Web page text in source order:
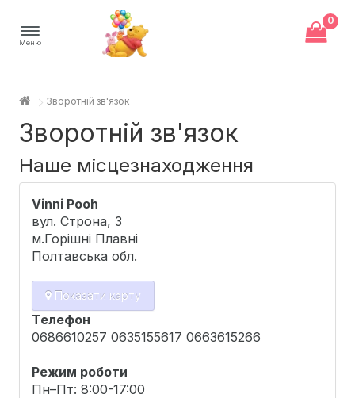
Меню
0
Зворотній зв'язок
Зворотній зв'язок
Наше місцезнаходження
Vinni Pooh
вул. Строна, 3
м.Горішні Плавні
Полтавська обл.
Показати карту
Телефон
0686610257 0635155617 0663615266
Режим роботи
Пн–Пт: 8:00-17:00